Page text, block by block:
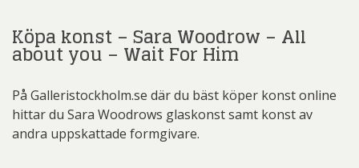
Köpa konst – Sara Woodrow – All
about you – Wait For Him
På Galleristockholm.se där du bäst köper konst online
hittar du Sara Woodrows glaskonst samt konst av
andra uppskattade formgivare.